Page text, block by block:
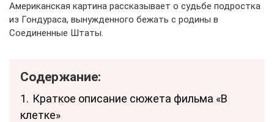
Американская картина рассказывает о судьбе подростка
из Гондураса, вынужденного бежать с родины в
Соединенные Штаты.
Содержание:
1. Краткое описание сюжета фильма «В
клетке»